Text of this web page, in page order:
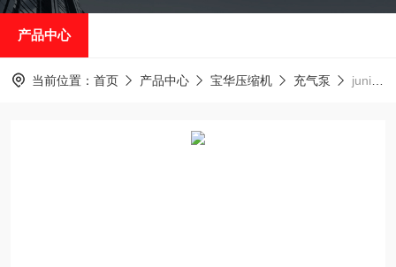
产品中心
当前位置： 首页 产品中心 宝华压缩机 充气泵 junior II呼吸空气充气泵